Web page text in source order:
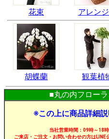
花束 アレン
胡蝶蘭 観葉植
■丸の内フロー
※この上に商品詳細
当社営業時間：09時～18
ご来店・ご注文・お問い合わせの方はLINE